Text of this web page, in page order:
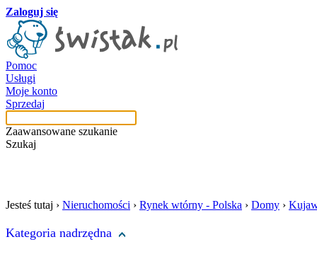
Zaloguj się
Pomoc
Usługi
Moje konto
Sprzedaj
Zaawansowane szukanie
Szukaj
Jesteś tutaj › Nieruchomości › Rynek wtórny - Polska › Domy ›
Kategoria nadrzędna